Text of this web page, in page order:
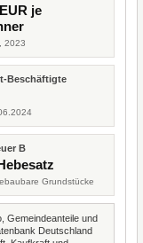
je
2023
Beschäftigte
B
Grundstücke
Gemeindeanteile und
Deutschland